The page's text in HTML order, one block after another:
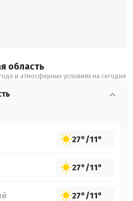
область
и атмосферных условиях на сегодня
27°/11°
27°/11°
27°/11°